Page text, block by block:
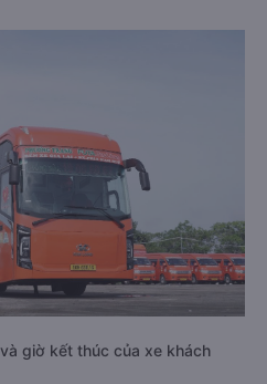
giờ kết thúc của xe khách